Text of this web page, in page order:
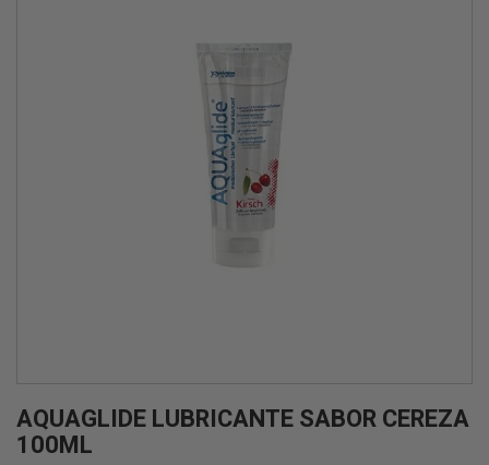
AQUAGLIDE LUBRICANTE SABOR CEREZA
100ML